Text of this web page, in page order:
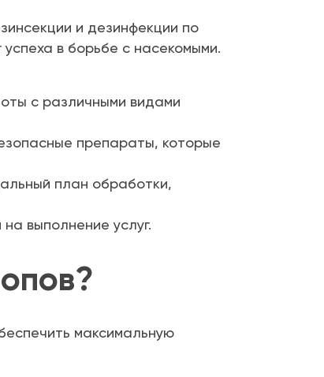
и дезинфекции по
в борьбе с насекомыми.
с различными видами
препараты, которые
план обработки,
выполнение услуг.
максимальную